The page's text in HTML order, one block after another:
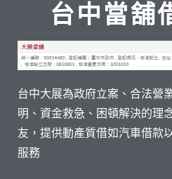
台中當舖
台中大展為政府立案、合法營
明、資金救急、困頓解決的理
友，提供動產質借如汽車借款
服務